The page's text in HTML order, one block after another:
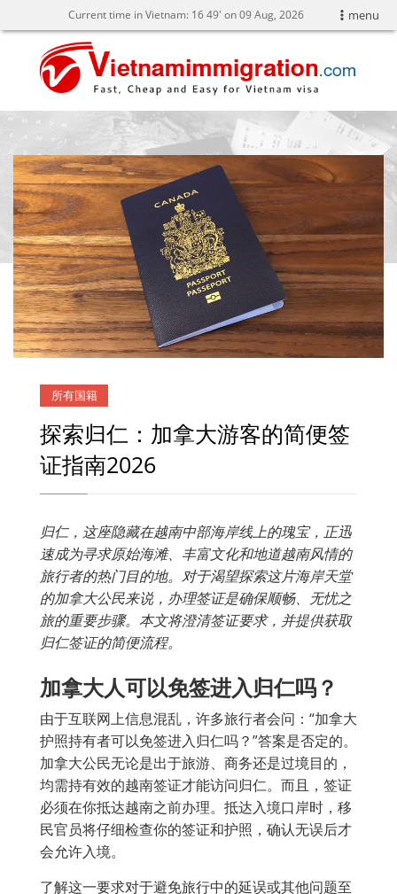
menu
Current time in Vietnam: 1649' on 09 Aug, 2026
所有国籍
探索归仁：加拿大游客的简便签
证指南2026
归仁，这座隐藏在越南中部海岸线上的瑰宝，正迅
速成为寻求原始海滩、丰富文化和地道越南风情的
旅行者的热门目的地。对于渴望探索这片海岸天堂
的加拿大公民来说，办理签证是确保顺畅、无忧之
旅的重要步骤。本文将澄清签证要求，并提供获取
归仁签证的简便流程。
加拿大人可以免签进入归仁吗？
由于互联网上信息混乱，许多旅行者会问：“加拿大
护照持有者可以免签进入归仁吗？”答案是否定的。
加拿大公民无论是出于旅游、商务还是过境目的，
均需持有效的越南签证才能访问归仁。而且，签证
必须在你抵达越南之前办理。抵达入境口岸时，移
民官员将仔细检查你的签证和护照，确认无误后才
会允许入境。
了解这一要求对于避免旅行中的延误或其他问题至